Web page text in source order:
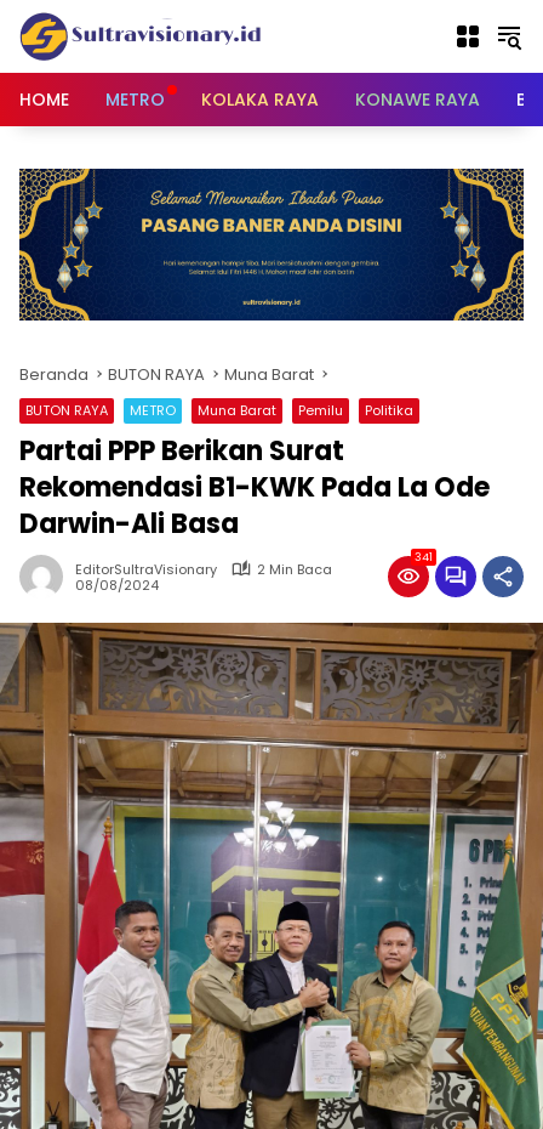
Langsung
konten
HOME
METRO KOLAKA RAYA KONAWE RAYA
Beranda BUTON RAYA Muna Barat
BUTON RAYA METRO Muna Barat Pemilu Politika
Partai PPP Berikan Surat
Rekomendasi B1-KWK Pada La Ode
Darwin-Ali Basa
EditorSultraVisionary
2 Min Baca
08/08/2024
341